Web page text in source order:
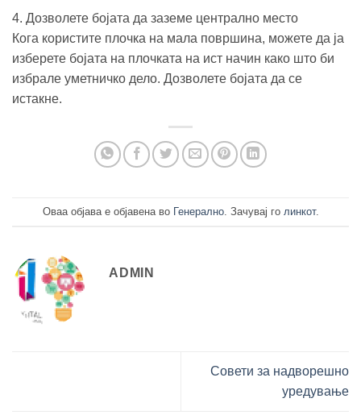
4. Дозволете бојата да заземе централно место
Кога користите плочка на мала површина, можете да ја
изберете бојата на плочката на ист начин како што би
избрале уметничко дело. Дозволете бојата да се
истакне.
Оваа објава е објавена во Генерално. Зачувај го линкот.
ADMIN
Совети за надворешно
уредување